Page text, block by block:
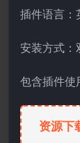
插件语言：
安装方式：
包含插件使
资源下